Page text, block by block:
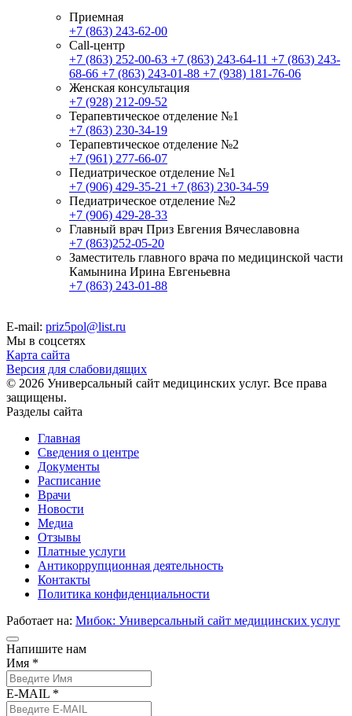
Приемная
+7 (863) 243-62-00
Call-центр
+7 (863) 252-00-63 +7 (863) 243-64-11 +7 (863) 243-
68-66 +7 (863) 243-01-88 +7 (938) 181-76-06
Женская консультация
+7 (928) 212-09-52
Терапевтическое отделение №1
+7 (863) 230-34-19
Терапевтическое отделение №2
+7 (961) 277-66-07
Педиатрическое отделение №1
+7 (906) 429-35-21 +7 (863) 230-34-59
Педиатрическое отделение №2
+7 (906) 429-28-33
Главный врач Приз Евгения Вячеславовна
+7 (863)252-05-20
Заместитель главного врача по медицинской части
Камынина Ирина Евгеньевна
+7 (863) 243-01-88
E-mail: priz5pol@list.ru
Мы в соцсетях
Карта сайта
Версия для слабовидящих
© 2026 Универсальный сайт медицинских услуг. Все права
защищены.
Разделы сайта
Главная
Сведения о центре
Документы
Расписание
Врачи
Новости
Медиа
Отзывы
Платные услуги
Антикоррупционная деятельность
Контакты
Политика конфиденциальности
Работает на: Мибок: Универсальный сайт медицинских услуг
Напишите нам
Имя *
E-MAIL *